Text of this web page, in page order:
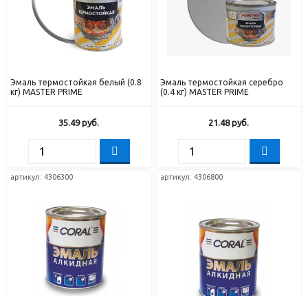
Эмаль термостойкая белый (0.8
кг) MASTER PRIME
35.49руб.
Эмаль термостойкая серебро
(0.4 кг) MASTER PRIME
21.48руб.
артикул: 4306300 артикул: 4306800